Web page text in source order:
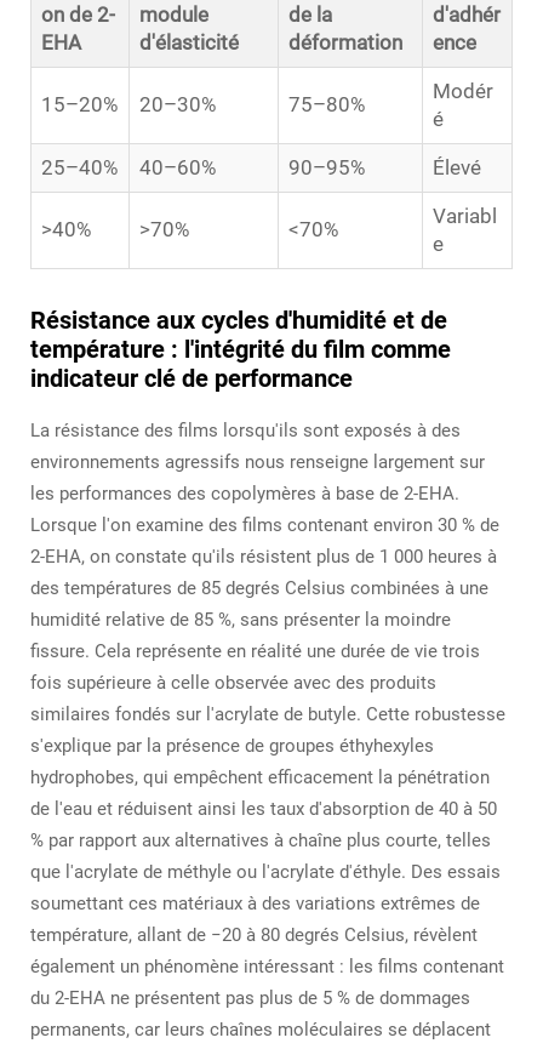
on de 2-
EHA
module
d'élasticité
de la
déformation
d'adhér
ence
15–20% 20–30% 75–80%
Modér
é
25–40%
40–60% 90–95% Élevé
>40% >70% <70%
Variabl
e
Résistance aux cycles d'humidité et de
température : l'intégrité du film comme
indicateur clé de performance
La résistance des films lorsqu'ils sont exposés à des
environnements agressifs nous renseigne largement sur
les performances des copolymères à base de 2-EHA.
Lorsque l'on examine des films contenant environ 30 % de
2-EHA, on constate qu'ils résistent plus de 1 000 heures à
des températures de 85 degrés Celsius combinées à une
humidité relative de 85 %, sans présenter la moindre
fissure. Cela représente en réalité une durée de vie trois
fois supérieure à celle observée avec des produits
similaires fondés sur l'acrylate de butyle. Cette robustesse
s'explique par la présence de groupes éthyhexyles
hydrophobes, qui empêchent efficacement la pénétration
de l'eau et réduisent ainsi les taux d'absorption de 40 à 50
% par rapport aux alternatives à chaîne plus courte, telles
que l'acrylate de méthyle ou l'acrylate d'éthyle. Des essais
soumettant ces matériaux à des variations extrêmes de
température, allant de −20 à 80 degrés Celsius, révèlent
également un phénomène intéressant : les films contenant
du 2-EHA ne présentent pas plus de 5 % de dommages
permanents, car leurs chaînes moléculaires se déplacent